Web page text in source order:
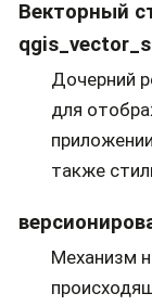
Векторный
Дочерний
для
также
Механизм